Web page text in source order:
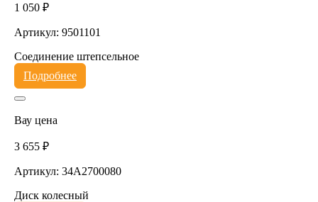
1 050 ₽
Артикул: 9501101
Соединение штепсельное
Подробнее
Вау цена
3 655 ₽
Артикул: 34A2700080
Диск колесный